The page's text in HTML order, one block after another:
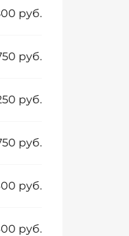
руб.
руб.
руб.
руб.
руб.
руб.